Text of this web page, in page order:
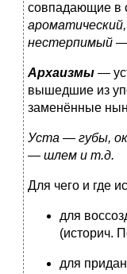
совпадающие в
нестерпимый
Архаизмы —
вышедшие из
заменённые
Уста — губы,
— шлем и т.д.
Для чего и где
для
(историч.
для